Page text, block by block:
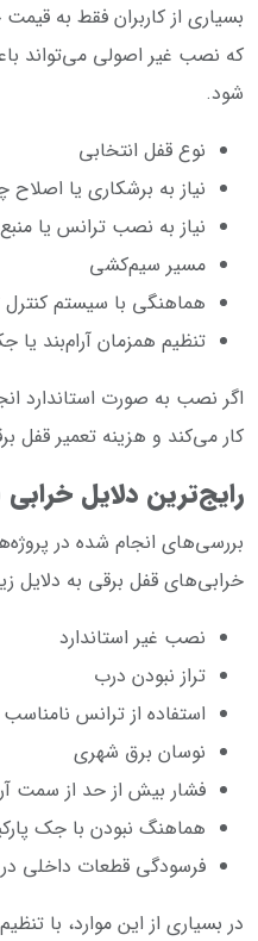
بسیاری از کاربران فقط به
که نصب غیر اصولی می‌تواند
شود.
نوع قفل انتخابی
نیاز به برشکاری یا اصلاح
نیاز به نصب ترانس یا
مسیر سیم‌کشی
هماهنگی با سیستم کنترل
تنظیم همزمان آرام‌بند یا
اگر نصب به صورت استاندارد
کار می‌کند و هزینه تعمیر قفل
رایج‌ترین دلایل
بررسی‌های انجام شده در
خرابی‌های قفل برقی به دلایل
نصب غیر استاندارد
تراز نبودن درب
استفاده از ترانس نامناسب
نوسان برق شهری
فشار بیش از حد از سمت
هماهنگ نبودن با جک
فرسودگی قطعات داخلی در
در بسیاری از این موارد، با